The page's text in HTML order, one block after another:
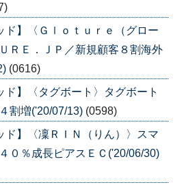
ド】〈Ｇｌｏｔｕｒｅ（グロー
ＲＥ．ＪＰ／新規顧客８割海外
(0616)
ド】〈タグボート〉タグボート
割増('20/07/13) (0598)
ド】〈凜ＲＩＮ（りん）〉スマ
０％成長ピアスＥＣ('20/06/30)